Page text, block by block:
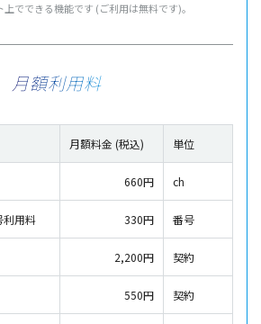
でできる機能です (ご利用は無料です)。
月額利用料
月額料金 (税込) 単位
660円 ch
利用料 330円 番号
2,200円 契約
550円 契約